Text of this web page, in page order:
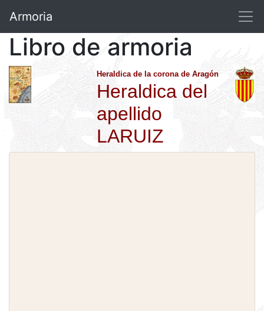
Armoria
Libro de armoria
Heraldica de la corona de Aragón
Heraldica del
apellido
LARUIZ